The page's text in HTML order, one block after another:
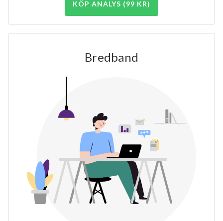
KÖP ANALYS (99 KR)
Bredband